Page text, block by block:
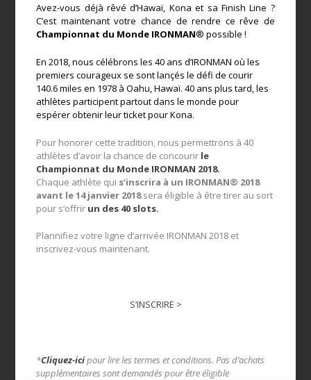
Avez-vous déjà rêvé d’Hawaï, Kona et sa Finish Line ?
C’est maintenant votre chance de rendre ce rêve de
Championnat du Monde IRONMAN® possible !
En 2018, nous célébrons les 40 ans d’IRONMAN où les
premiers courageux se sont lançés le défi de courir
140.6 miles en 1978 à Oahu, Hawaï. 40 ans plus tard, les
athlètes participent partout dans le monde pour
espérer obtenir leur ticket pour Kona.
Pour honorer cette tradition, nous permettrons à 40
athlètes d’avoir la chance de concourir le
Championnat du Monde IRONMAN 2018.
Chaque athlète qui s’inscrira à un IRONMAN® 2018
avant le 14 janvier 2018sera éligible à être tirer au sort
pour s’offrir un des 40 slots.
Plannifiez votre ligne d’arrivée IRONMAN 2018 et
inscrivez-vous maintenant.
S’INSCRIRE >
*Cliquez-icipour lire les termes et conditions. Pas d’achats
supplémentaires sont demandés pour être éligible